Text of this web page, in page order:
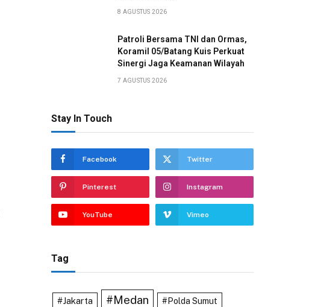
8 AGUSTUS 2026
Patroli Bersama TNI dan Ormas,
Koramil 05/Batang Kuis Perkuat
Sinergi Jaga Keamanan Wilayah
7 AGUSTUS 2026
Stay In Touch
Facebook Twitter
Pinterest Instagram
YouTube Vimeo
Tag
#Jakarta #Medan #Polda Sumut